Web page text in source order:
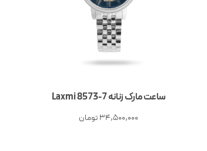
ساعت مارک زنانه 7-8573 Laxmi
34,500,000تومان